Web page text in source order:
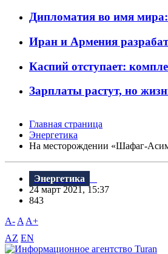
Дипломатия во имя мира:
Иран и Армения
Каспий отступает:
Зарплаты растут, но
Главная страница
Энергетика
На месторождении «Шафаг-
Энергетика
24 март 2021, 15:37
843
A- A A+
AZ EN